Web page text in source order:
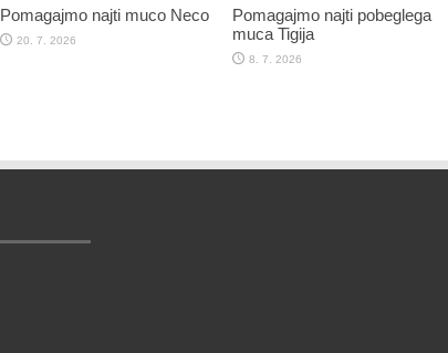
Pomagajmo najti muco Neco
20. 7. 2026
Pomagajmo najti pobeglega
muca Tigija
8. 7. 2026